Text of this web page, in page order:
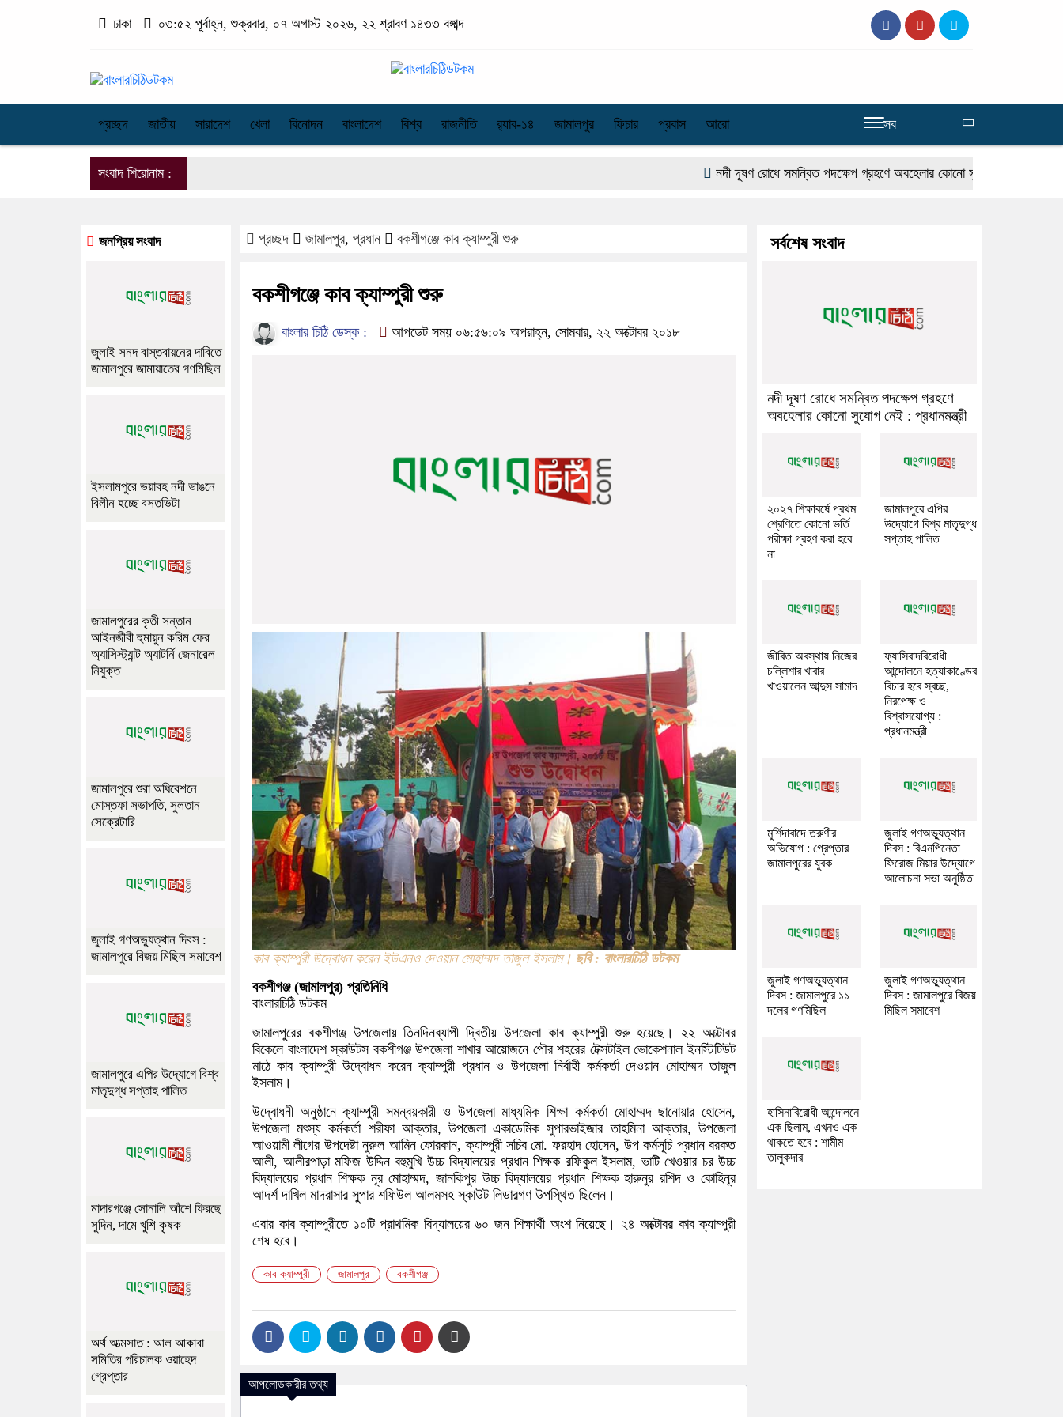
ঢাকা ০৩:৫২ পূর্বাহ্ন, শুক্রবার, ০৭ অগাস্ট ২০২৬, ২২ শ্রাবণ ১৪৩৩ বঙ্গাব্দ
প্রচ্ছদ জাতীয় সারাদেশ খেলা বিনোদন বাংলাদেশ বিশ্ব রাজনীতি র‌্যাব-১৪ জামালপুর ফিচার প্রবাস আরো সব
সংবাদ শিরোনাম : নদী দূষণ রোধে সমন্বিত পদক্ষেপ গ্রহণে অবহেলার কোনো সুযোগ নেই : প্রধানমন্ত্রী
প্রচ্ছদ জামালপুর, প্রধান বকশীগঞ্জে কাব ক্যাম্পুরী শুরু
বকশীগঞ্জে কাব ক্যাম্পুরী শুরু
বাংলার চিঠি ডেস্ক : আপডেট সময় ০৬:৫৬:০৯ অপরাহ্ন, সোমবার, ২২ অক্টোবর ২০১৮
কাব ক্যাম্পুরী উদ্বোধন করেন ইউএনও দেওয়ান মোহাম্মদ তাজুল ইসলাম। ছবি : বাংলারচিঠি ডটকম
বকশীগঞ্জ (জামালপুর) প্রতিনিধি
বাংলারচিঠি ডটকম
জামালপুরের বকশীগঞ্জ উপজেলায় তিনদিনব্যাপী দ্বিতীয় উপজেলা কাব ক্যাম্পুরী শুরু হয়েছে। ২২ অক্টোবর
বিকেলে বাংলাদেশ স্কাউটস বকশীগঞ্জ উপজেলা শাখার আয়োজনে পৌর শহরের টেক্সটাইল ভোকেশনাল ইনস্টিটিউট
মাঠে কাব ক্যাম্পুরী উদ্বোধন করেন ক্যাম্পুরী প্রধান ও উপজেলা নির্বাহী কর্মকর্তা দেওয়ান মোহাম্মদ তাজুল
ইসলাম।
উদ্বোধনী অনুষ্ঠানে ক্যাম্পুরী সমন্বয়কারী ও উপজেলা মাধ্যমিক শিক্ষা কর্মকর্তা মোহাম্মদ ছানোয়ার হোসেন,
উপজেলা মৎস্য কর্মকর্তা শরীফা আক্তার, উপজেলা একাডেমিক সুপারভাইজার তাহমিনা আক্তার, উপজেলা
আওয়ামী লীগের উপদেষ্টা নুরুল আমিন ফোরকান, ক্যাম্পুরী সচিব মো. ফরহাদ হোসেন, উপ কর্মসূচি প্রধান বরকত
আলী, আলীরপাড়া মফিজ উদ্দিন বহুমুখি উচ্চ বিদ্যালয়ের প্রধান শিক্ষক রফিকুল ইসলাম, ভাটি খেওয়ার চর উচ্চ
বিদ্যালয়ের প্রধান শিক্ষক নূর মোহাম্মদ, জানকিপুর উচ্চ বিদ্যালয়ের প্রধান শিক্ষক হারুনুর রশিদ ও কোহিনূর
আদর্শ দাখিল মাদরাসার সুপার শফিউল আলমসহ স্কাউট লিডারগণ উপস্থিত ছিলেন।
এবার কাব ক্যাম্পুরীতে ১০টি প্রাথমিক বিদ্যালয়ের ৬০ জন শিক্ষার্থী অংশ নিয়েছে। ২৪ অক্টোবর কাব ক্যাম্পুরী
শেষ হবে।
কাব ক্যাম্পুরী জামালপুর বকশীগঞ্জ
আপলোডকারীর তথ্য
জনপ্রিয় সংবাদ
জুলাই সনদ বাস্তবায়নের দাবিতে
জামালপুরে জামায়াতের গণমিছিল
ইসলামপুরে ভয়াবহ নদী ভাঙনে
বিলীন হচ্ছে বসতভিটা
জামালপুরের কৃতী সন্তান
আইনজীবী হুমায়ুন করিম ফের
অ্যাসিস্ট্যান্ট অ্যাটর্নি জেনারেল
নিযুক্ত
জামালপুরে শুরা অধিবেশনে
মোস্তফা সভাপতি, সুলতান
সেক্রেটারি
জুলাই গণঅভ্যুত্থান দিবস :
জামালপুরে বিজয় মিছিল সমাবেশ
জামালপুরে এপির উদ্যোগে বিশ্ব
মাতৃদুগ্ধ সপ্তাহ পালিত
মাদারগঞ্জে সোনালি আঁশে ফিরছে
সুদিন, দামে খুশি কৃষক
অর্থ আত্মসাত : আল আকাবা
সমিতির পরিচালক ওয়াহেদ
গ্রেপ্তার
সর্বশেষ সংবাদ
নদী দূষণ রোধে সমন্বিত পদক্ষেপ গ্রহণে
অবহেলার কোনো সুযোগ নেই : প্রধানমন্ত্রী
২০২৭ শিক্ষাবর্ষে প্রথম
শ্রেণিতে কোনো ভর্তি
পরীক্ষা গ্রহণ করা হবে
না
জামালপুরে এপির
উদ্যোগে বিশ্ব মাতৃদুগ্ধ
সপ্তাহ পালিত
জীবিত অবস্থায় নিজের
চল্লিশার খাবার
খাওয়ালেন আব্দুস সামাদ
ফ্যাসিবাদবিরোধী
আন্দোলনে হত্যাকাণ্ডের
বিচার হবে স্বচ্ছ,
নিরপেক্ষ ও
বিশ্বাসযোগ্য :
প্রধানমন্ত্রী
মুর্শিদাবাদে তরুণীর
অভিযোগ : গ্রেপ্তার
জামালপুরের যুবক
জুলাই গণঅভ্যুত্থান
দিবস : বিএনপিনেতা
ফিরোজ মিয়ার উদ্যোগে
আলোচনা সভা অনুষ্ঠিত
জুলাই গণঅভ্যুত্থান
দিবস : জামালপুরে ১১
দলের গণমিছিল
জুলাই গণঅভ্যুত্থান
দিবস : জামালপুরে বিজয়
মিছিল সমাবেশ
হাসিনাবিরোধী আন্দোলনে
এক ছিলাম, এখনও এক
থাকতে হবে : শামীম
তালুকদার